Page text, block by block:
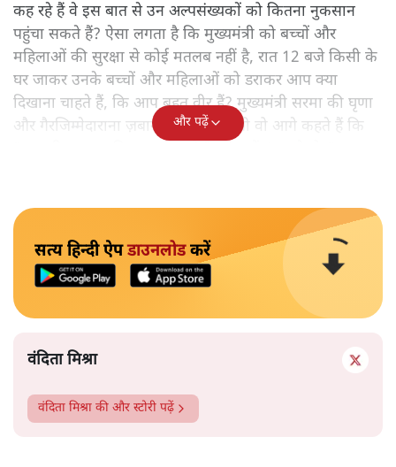
कह रहे हैं वे इस बात से उन अल्पसंख्यकों को कितना नुकसान
पहुंचा सकते हैं? ऐसा लगता है कि मुख्यमंत्री को बच्चों और
महिलाओं की सुरक्षा से कोई मतलब नहीं है, रात 12 बजे किसी के
घर जाकर उनके बच्चों और महिलाओं को डराकर आप क्या
दिखाना चाहते हैं, कि आप बहुत वीर हैं? मुख्यमंत्री सरमा की घृणा
और गैरजिम्मेदाराना ज़बान यहीं नहीं रुकती वो आगे कहते हैं कि
और पढ़ें
सत्य हिन्दी ऐपडाउनलोडकरें
वंदिता मिश्रा
वंदिता मिश्रा की और स्टोरी पढ़ें